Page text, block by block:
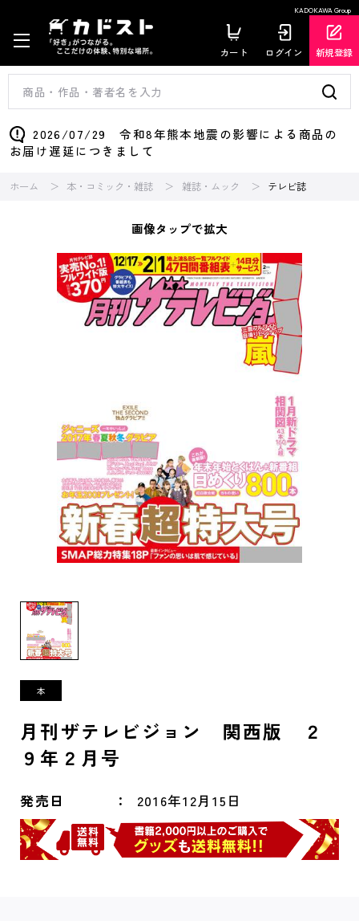
KADOKAWA Group
カート ログイン 新規登録
2026/07/29 令和8年熊本地震の影響による商品の
お届け遅延につきまして
ホーム 本・コミック・雑誌 雑誌・ムック テレビ誌
画像タップで拡大
月刊ザテレビジョン 関西版 ２
９年２月号
発売日 2016年12月15日